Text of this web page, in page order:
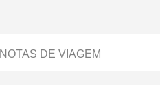
NOTAS DE VIAGEM